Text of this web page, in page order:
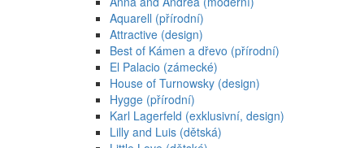
Aquarell (přírodní)
Attractive (design)
Best of Kámen a dřevo (přírodní)
El Palacio (zámecké)
House of Turnowsky (design)
Hygge (přírodní)
Karl Lagerfeld (exklusivní, design)
Lilly and Luis (dětská)